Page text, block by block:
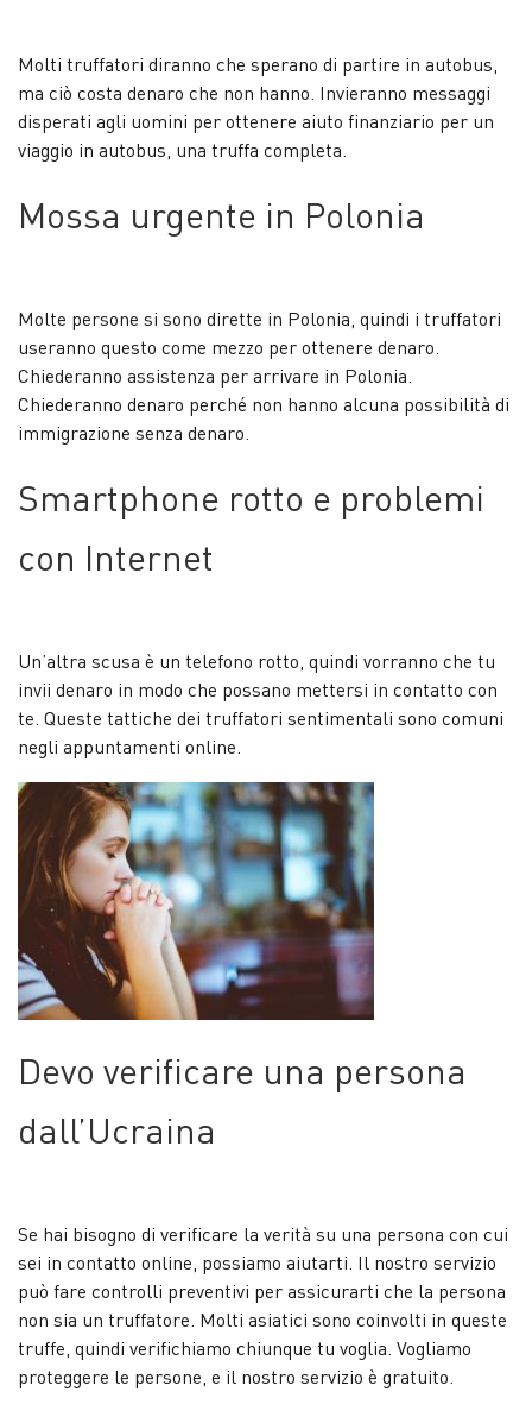
Molti truffatori diranno che sperano di partire in autobus,
ma ciò costa denaro che non hanno. Invieranno messaggi
disperati agli uomini per ottenere aiuto finanziario per un
viaggio in autobus, una truffa completa.
Mossa urgente in Polonia
Molte persone si sono dirette in Polonia, quindi i truffatori
useranno questo come mezzo per ottenere denaro.
Chiederanno assistenza per arrivare in Polonia.
Chiederanno denaro perché non hanno alcuna possibilità di
immigrazione senza denaro.
Smartphone rotto e problemi
con Internet
Un’altra scusa è un telefono rotto, quindi vorranno che tu
invii denaro in modo che possano mettersi in contatto con
te. Queste tattiche dei truffatori sentimentali sono comuni
negli appuntamenti online.
Devo verificare una persona
dall’Ucraina
Se hai bisogno di verificare la verità su una persona con cui
sei in contatto online, possiamo aiutarti. Il nostro servizio
può fare controlli preventivi per assicurarti che la persona
non sia un truffatore. Molti asiatici sono coinvolti in queste
truffe, quindi verifichiamo chiunque tu voglia. Vogliamo
proteggere le persone, e il nostro servizio è gratuito.